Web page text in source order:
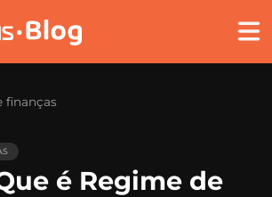
finanças
é Regime de